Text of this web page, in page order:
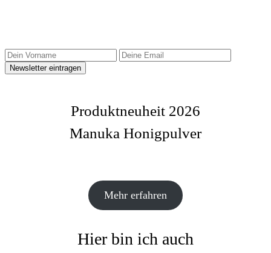
Produktneuheit 2026
Manuka Honigpulver
Mehr erfahren
Hier bin ich auch